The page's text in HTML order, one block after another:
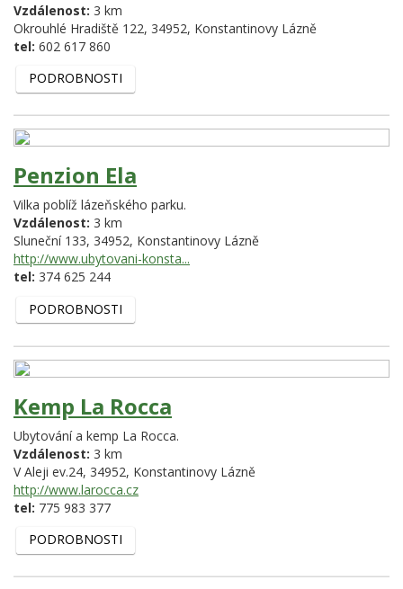
Vzdálenost: 3 km
Okrouhlé Hradiště 122, 34952, Konstantinovy Lázně
tel: 602 617 860
PODROBNOSTI
Penzion Ela
Vilka poblíž lázeňského parku.
Vzdálenost: 3 km
Sluneční 133, 34952, Konstantinovy Lázně
http://www.ubytovani-konsta...
tel: 374 625 244
PODROBNOSTI
Kemp La Rocca
Ubytování a kemp La Rocca.
Vzdálenost: 3 km
V Aleji ev.24, 34952, Konstantinovy Lázně
http://www.larocca.cz
tel: 775 983 377
PODROBNOSTI